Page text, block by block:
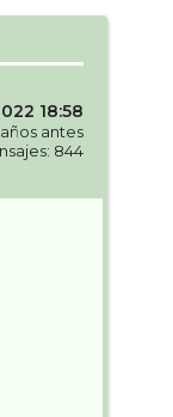
18:58
antes
844